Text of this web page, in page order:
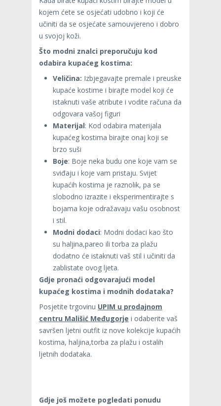
kojem ćete se osjećati udobno i koji će
učiniti da se osjećate samouvjereno i dobro
u svojoj koži.
Što modni znalci preporučuju kod
odabira kupaćeg kostima:
Veličina: Izbjegavajte premale i preuske
kupaće kostime i birajte model koji će
istaknuti vaše atribute i vodite računa da
odgovara vašoj figuri
Materijal: Kod odabira materijala
kupaćeg kostima birajte onaj koji se
brzo suši
Boje: Boje neka budu one koje vam se
sviđaju i koje vam pristaju. Svijet
kupaćih kostima je raznolik, pa se
slobodno izrazite i eksperimentirajte s
bojama koje odražavaju vašu osobnost
i stil.
Modni dodaci: Modni dodaci kao što
su haljina,pareo ili torba za plažu
dodatno će istaknuti vaš stil i učiniti da
zablistate ovog ljeta.
Gdje pronaći odgovarajući model
kupaćeg kostima i modnih dodataka?
Posjetite trgovinu UPIM u prodajnom
centru Mališić Međugorje i odaberite vaš
savršen ljetni outfit iz nove kolekcije kupaćih
kostima, haljina,torba za plažu i ostalih
ljetnih dodataka.
Gdje još možete pogledati ponudu